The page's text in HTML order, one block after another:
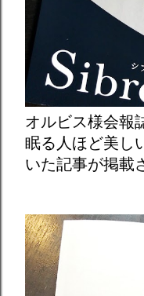
オルビス様会報
眠る人ほど美し
いた記事が掲載